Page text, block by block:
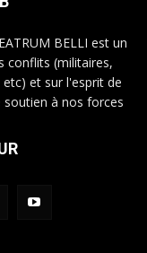
BELLI est un
conflits (militaires,
et sur l'esprit de
soutien à nos forces